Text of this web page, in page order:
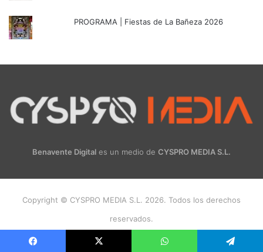
PROGRAMA | Fiestas de La Bañeza 2026
Benavente Digital es un medio de CYSPRO MEDIA S.L.
Copyright © CYSPRO MEDIA S.L. 2026. Todos los derechos
reservados.
Instagram